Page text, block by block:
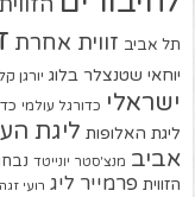
תל אביב זווית אחרת
יוחאי שטנצלר בלוג יורגן
ישראלי כדורגל עולמי
ליגת האלופות ליגת
אביב מנצ'סטר יונייטד
הזווית פרמייר ליג רועי